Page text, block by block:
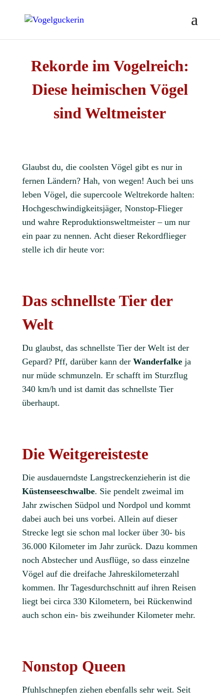
Rekorde im Vogelreich:
Diese heimischen Vögel
sind Weltmeister
Glaubst du, die coolsten Vögel gibt es nur in
fernen Ländern? Hah, von wegen! Auch bei uns
leben Vögel, die supercoole Weltrekorde halten:
Hochgeschwindigkeitsjäger, Nonstop-Flieger
und wahre Reproduktionsweltmeister – um nur
ein paar zu nennen. Acht dieser Rekordflieger
stelle ich dir heute vor:
Das schnellste Tier der
Welt
Du glaubst, das schnellste Tier der Welt ist der
Gepard? Pff, darüber kann der Wanderfalke ja
nur müde schmunzeln. Er schafft im Sturzflug
340 km/h und ist damit das schnellste Tier
überhaupt.
Die Weitgereisteste
Die ausdauerndste Langstreckenzieherin ist die
Küstenseeschwalbe. Sie pendelt zweimal im
Jahr zwischen Südpol und Nordpol und kommt
dabei auch bei uns vorbei. Allein auf dieser
Strecke legt sie schon mal locker über 30- bis
36.000 Kilometer im Jahr zurück. Dazu kommen
noch Abstecher und Ausflüge, so dass einzelne
Vögel auf die dreifache Jahreskilometerzahl
kommen. Ihr Tagesdurchschnitt auf ihren Reisen
liegt bei circa 330 Kilometern, bei Rückenwind
auch schon ein- bis zweihunder Kilometer mehr.
Nonstop Queen
Pfuhlschnepfen ziehen ebenfalls sehr weit. Seit